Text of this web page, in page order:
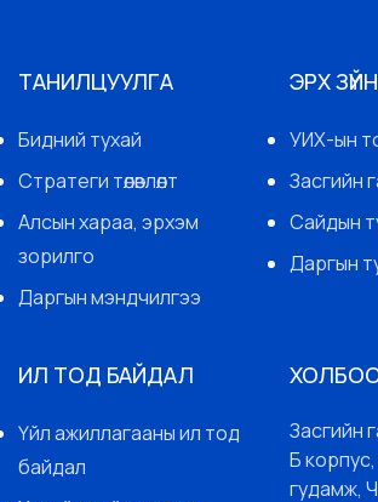
ТАНИЛЦУУЛГА
Бидний тухай
Стратеги төлөвлөлт
Алсын хараа, эрхэм
зорилго
Даргын мэндчилгээ
ЭРХ
УИХ-ын
Засгийн
Сайдын
Даргын
ИЛ ТОД БАЙДАЛ
Үйл ажиллагааны ил тод
байдал
Засгийн
Б
гудамж,